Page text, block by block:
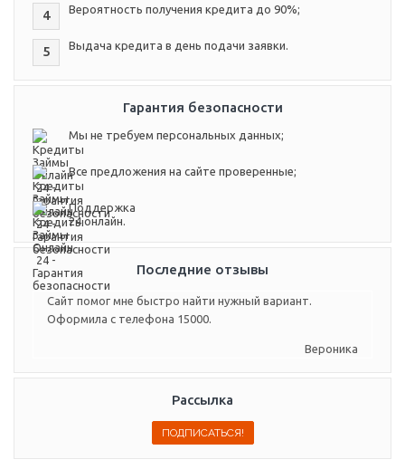
4 Вероятность получения кредита до 90%;
5 Выдача кредита в день подачи заявки.
Гарантия безопасности
Мы не требуем персональных данных;
Все предложения на сайте проверенные;
Поддержка
24 онлайн.
Последние отзывы
Сайт помог мне быстро найти нужный вариант.
Оформила с телефона 15000.
Вероника
Рассылка